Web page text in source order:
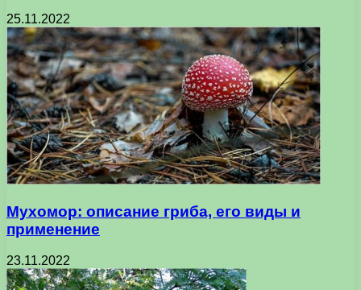
25.11.2022
Мухомор: описание гриба, его виды и
применение
23.11.2022